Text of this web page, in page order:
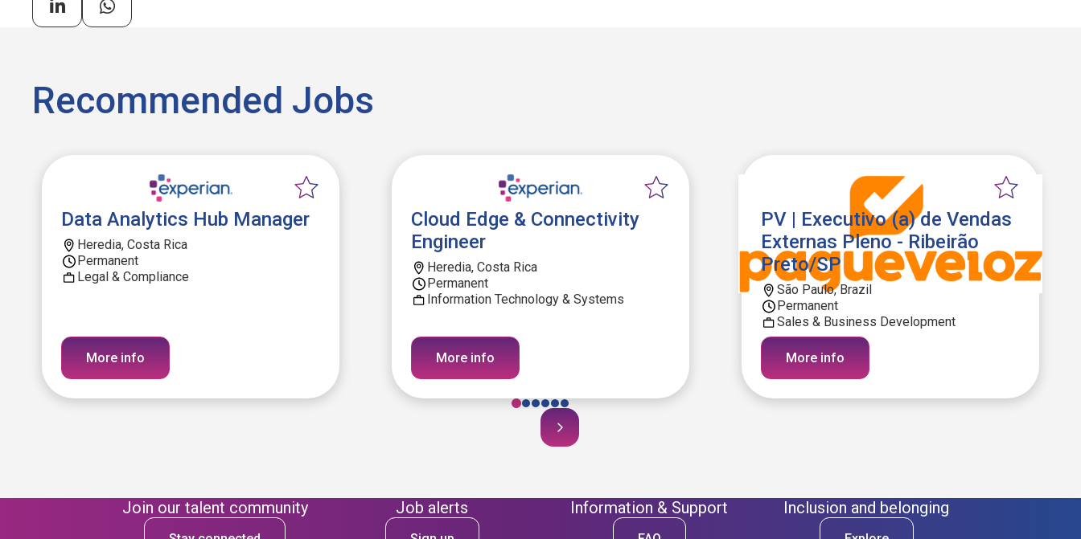
Recommended Jobs
Data Analytics Hub Manager
Heredia, Costa Rica
Permanent
Legal & Compliance
More info
Cloud Edge & Connectivity
Engineer
Heredia, Costa Rica
Permanent
Information Technology & Systems
More info
PV | Executivo (a) de Vendas
Externas Pleno - Ribeirão
Preto/SP
São Paulo, Brazil
Permanent
Sales & Business Development
More info
Join our talent community Job alerts Information & Support Inclusion and belonging